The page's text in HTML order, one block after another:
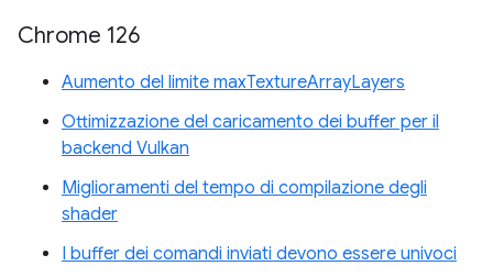
Chrome 126
Aumento del limite maxTextureArrayLayers
Ottimizzazione del caricamento dei buffer per il
backend Vulkan
Miglioramenti del tempo di compilazione degli
shader
I buffer dei comandi inviati devono essere univoci